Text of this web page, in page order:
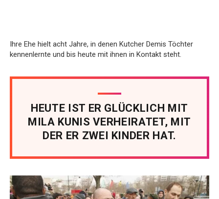
Ihre Ehe hielt acht Jahre, in denen Kutcher Demis Töchter
kennenlernte und bis heute mit ihnen in Kontakt steht.
HEUTE IST ER GLÜCKLICH MIT
MILA KUNIS VERHEIRATET, MIT
DER ER ZWEI KINDER HAT.